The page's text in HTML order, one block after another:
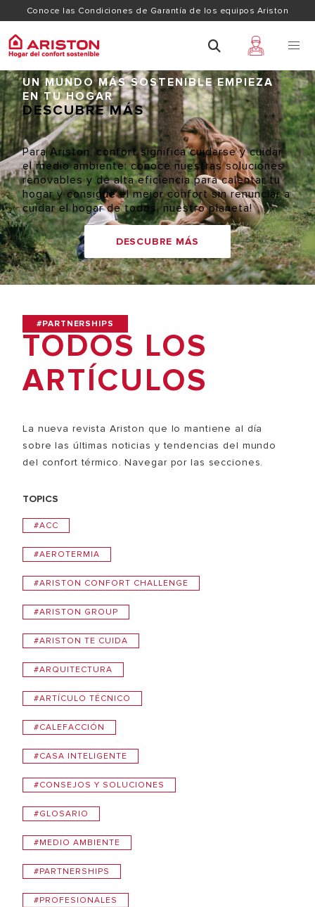
Conoce las Condiciones de Garantía de los equipos Ariston
UN MUNDO MÁS SOSTENIBLE EMPIEZA
EN TU HOGAR
DESCUBRE MÁS
Para Ariston, confort significa cuidarse y cuidar
el medio ambiente: conoce nuestras soluciones
renovables y de alta eficiencia para calentar tu
hogar y consigue el mejor confort sin renunciar a
cuidar el hogar de todos, nuestro planeta!
DESCUBRE MÁS
#PARTNERSHIPS
TODOS LOS
ARTÍCULOS
La nueva revista Ariston que lo mantiene al día
sobre las últimas noticias y tendencias del mundo
del confort térmico. Navegar por las secciones.
TOPICS
#ACC
#AEROTERMIA
#ARISTON CONFORT CHALLENGE
#ARISTON GROUP
#ARISTON TE CUIDA
#ARQUITECTURA
#ARTÍCULO TÉCNICO
#CALEFACCIÓN
#CASA INTELIGENTE
#CONSEJOS Y SOLUCIONES
#GLOSARIO
#MEDIO AMBIENTE
#PARTNERSHIPS
#PROFESIONALES